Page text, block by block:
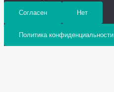
Согласен Нет
Политика конфиденциальности